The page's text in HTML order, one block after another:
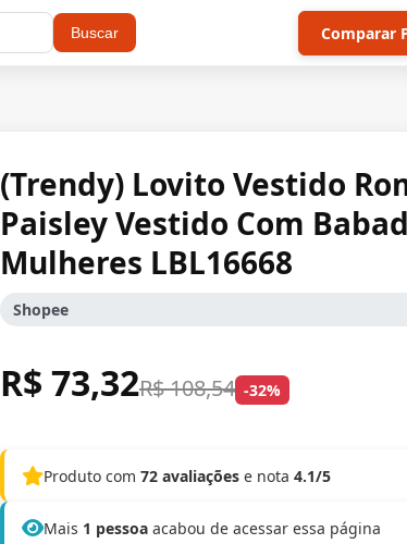
Buscar Comparar
(Trendy) Lovito Vestido
Paisley Vestido Com
Mulheres LBL16668
Shopee
R$ 73,32R$ 108,54 -32%
Produto com 72 avaliações e nota 4.1/5
Mais 1 pessoa acabou de acessar essa página